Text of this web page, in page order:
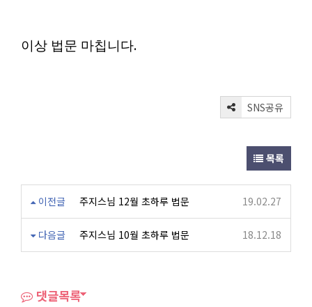
이상 법문 마칩니다.
SNS공유
목록
이전글 주지스님 12월 초하루 법문 19.02.27
다음글 주지스님 10월 초하루 법문 18.12.18
댓글목록